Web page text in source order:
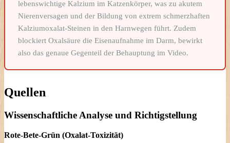
lebenswichtige Kalzium im Katzenkörper, was zu akutem
Nierenversagen und der Bildung von extrem schmerzhaften
Kalziumoxalat-Steinen in den Harnwegen führt. Zudem
blockiert Oxalsäure die Eisenaufnahme im Darm, bewirkt
also das genaue Gegenteil der Behauptung im Video.
Quellen
Wissenschaftliche Analyse und Richtigstellung
Rote-Bete-Grün (Oxalat-Toxizität)